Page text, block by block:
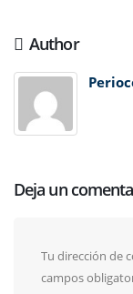
Author
Deja un
Tu dirección de
campos